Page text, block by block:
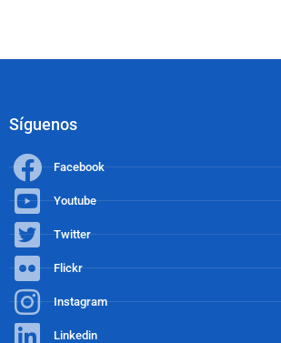
Síguenos
Facebook
Youtube
Twitter
Flickr
Instagram
Linkedin